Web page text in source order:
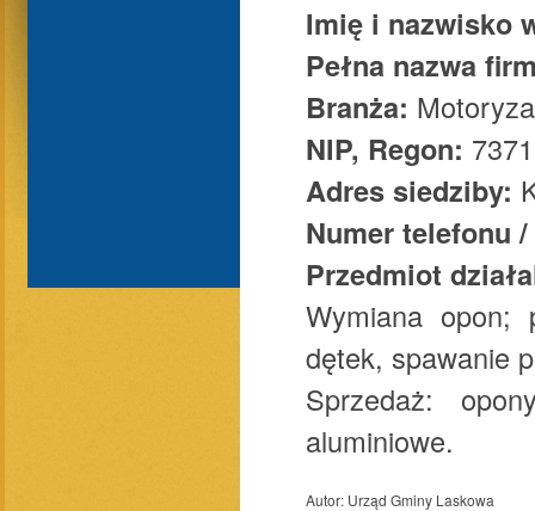
Imię i nazwisko
Pełna nazwa
Branża:
NIP, Regon:
Adres siedziby:
Numer telefonu
Przedmiot
Wymiana opon;
dętek, spawanie
Sprzedaż:
aluminiowe.
Autor: Urząd Gminy Laskowa